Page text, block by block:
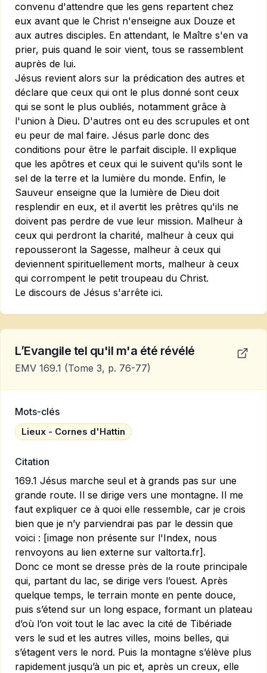
convenu d'attendre que les gens repartent chez
eux avant que le Christ n'enseigne aux Douze et
aux autres disciples. En attendant, le Maître s'en va
prier, puis quand le soir vient, tous se rassemblent
auprès de lui.
Jésus revient alors sur la prédication des autres et
déclare que ceux qui ont le plus donné sont ceux
qui se sont le plus oubliés, notamment grâce à
l'union à Dieu. D'autres ont eu des scrupules et ont
eu peur de mal faire. Jésus parle donc des
conditions pour être le parfait disciple. Il explique
que les apôtres et ceux qui le suivent qu'ils sont le
sel de la terre et la lumière du monde. Enfin, le
Sauveur enseigne que la lumière de Dieu doit
resplendir en eux, et il avertit les prêtres qu'ils ne
doivent pas perdre de vue leur mission. Malheur à
ceux qui perdront la charité, malheur à ceux qui
repousseront la Sagesse, malheur à ceux qui
deviennent spirituellement morts, malheur à ceux
qui corrompent le petit troupeau du Christ.
Le discours de Jésus s'arrête ici.
L’Evangile tel qu'il m'a été révélé
EMV 169.1 (Tome 3, p. 76-77)
Mots-clés
Lieux - Cornes d'Hattin
Citation
169.1 Jésus marche seul et à grands pas sur une
grande route. Il se dirige vers une montagne. Il me
faut expliquer ce à quoi elle ressemble, car je crois
bien que je n’y parviendrai pas par le dessin que
voici : [image non présente sur l'Index, nous
renvoyons au lien externe sur valtorta.fr].
Donc ce mont se dresse près de la route principale
qui, partant du lac, se dirige vers l’ouest. Après
quelque temps, le terrain monte en pente douce,
puis s’étend sur un long espace, formant un plateau
d’où l’on voit tout le lac avec la cité de Tibériade
vers le sud et les autres villes, moins belles, qui
s’étagent vers le nord. Puis la montagne s’élève plus
rapidement jusqu’à un pic et, après un creux, elle